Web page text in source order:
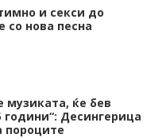
и секси до
со нова песна
музиката, ќе бев
години“: Десингерица
пороците